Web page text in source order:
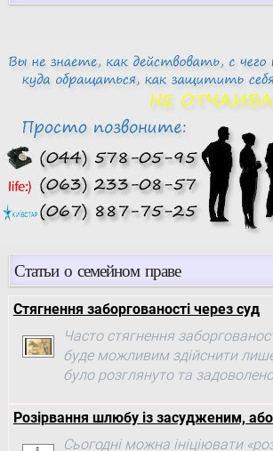
Статьи о семейном праве
Стягнення заборгованості через суд
Часто стягнення
буде можливим здійснити лише
було розглянуто та
Розірвання шлюбу із засудженим,
Сьогодні можна ініціювати